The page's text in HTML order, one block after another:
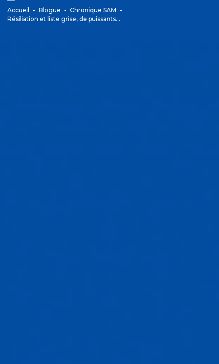
Accueil Blogue
Chronique SAM
Résiliation et liste grise, de puissants…